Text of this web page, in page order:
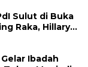
Sulut di Buka
Raka, Hillary
Ibadah